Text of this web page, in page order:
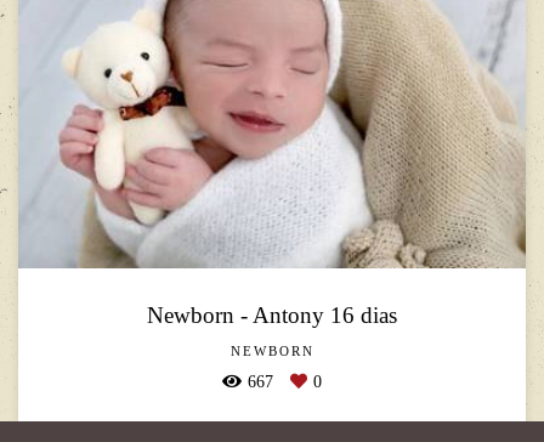
Newborn - Antony 16 dias
NEWBORN
667 0